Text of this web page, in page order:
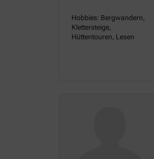
Hobbies: Bergwandern,
Klettersteige,
Hüttentouren, Lesen